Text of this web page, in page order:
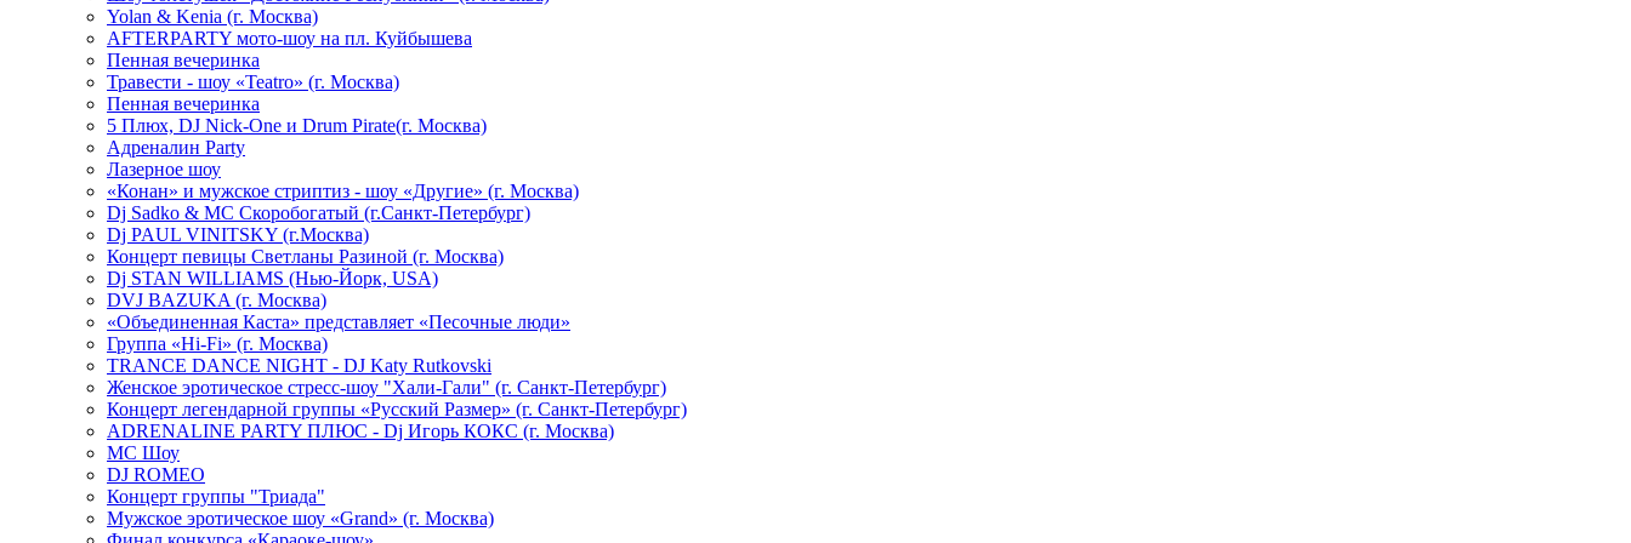
Yolan & Kenia (г. Москва)
AFTERPARTY мото-шоу на пл. Куйбышева
Пенная вечеринка
Травести - шоу «Teatro» (г. Москва)
Пенная вечеринка
5 Плюх, DJ Nick-One и Drum Pirate(г. Москва)
Адреналин Party
Лазерное шоу
«Конан» и мужское стриптиз - шоу «Другие» (г. Москва)
Dj Sadko & МС Скоробогатый (г.Санкт-Петербург)
Dj PAUL VINITSKY (г.Москва)
Концерт певицы Светланы Разиной (г. Москва)
Dj STAN WILLIAMS (Нью-Йорк, USA)
DVJ BAZUKA (г. Москва)
«Объединенная Каста» представляет «Песочные люди»
Группа «Hi-Fi» (г. Москва)
TRANCE DANCE NIGHT - DJ Katy Rutkovski
Женское эротическое стресс-шоу "Хали-Гали" (г. Санкт-Петербург)
Концерт легендарной группы «Русский Размер» (г. Санкт-Петербург)
ADRENALINE PARTY ПЛЮС - Dj Игорь КОКС (г. Москва)
MC Шоу
DJ ROMEO
Концерт группы "Триада"
Мужское эротическое шоу «Grand» (г. Москва)